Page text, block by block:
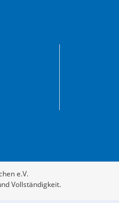
e.V.
Vollständigkeit.